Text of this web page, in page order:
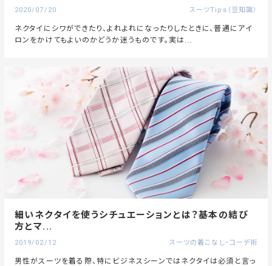
2020/07/20 スーツTips（豆知識）
ネクタイにシワができたり、よれよれになったりしたときに、普通にアイ
ロンをかけてもよいのかどうか迷うものです。実は...
細いネクタイを使うシチュエーションとは？基本の結び
方とマ...
2019/02/12 スーツの着こなし・コーデ術
男性がスーツを着る際、特にビジネスシーンではネクタイは必須と言っ